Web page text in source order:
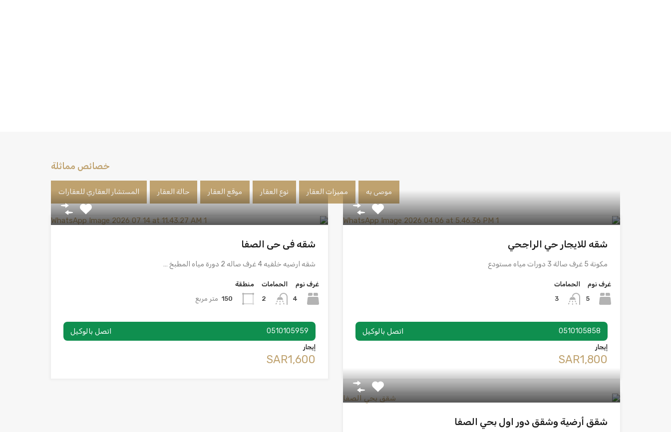
خصائص مماثلة
موصى به مميزات العقار نوع العقار موقع العقار حالة العقار المستشار العقاري للعقارات
شقه للايجار حي الراجحي
مكونة 5 غرف صالة 3 دورات مياه مستودع
غرف نوم
5
الحمامات
3
اتصل بالوكيل 0510105858
إيجار
‪SAR1,800
شقه فى حى الصفا
شقه ارضيه خلفيه 4 غرف صاله 2 دورة مياه المطبخ …
غرف نوم
4
الحمامات
2
منطقة
150 متر مربع
اتصل بالوكيل 0510105959
إيجار
‪SAR1,600
شقق أرضية وشقق دور اول بحي الصفا